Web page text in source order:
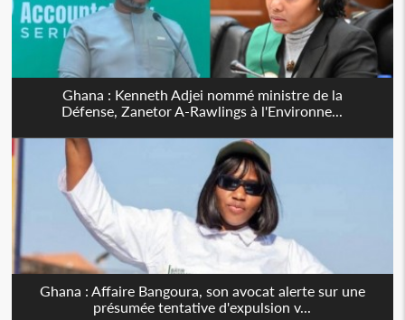
Ghana : Kenneth Adjei nommé ministre de la
Défense, Zanetor A-Rawlings à l'Environne...
Ghana : Affaire Bangoura, son avocat alerte sur une
présumée tentative d'expulsion v...